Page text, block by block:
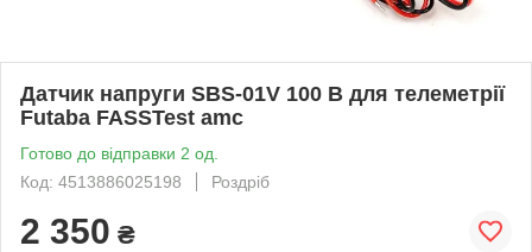
Датчик напруги SBS-01V 100 В для телеметрії
Futaba FASSTest amc
Готово до відправки 2 од.
Код: 4513886025198
Роздріб
2 350 ₴